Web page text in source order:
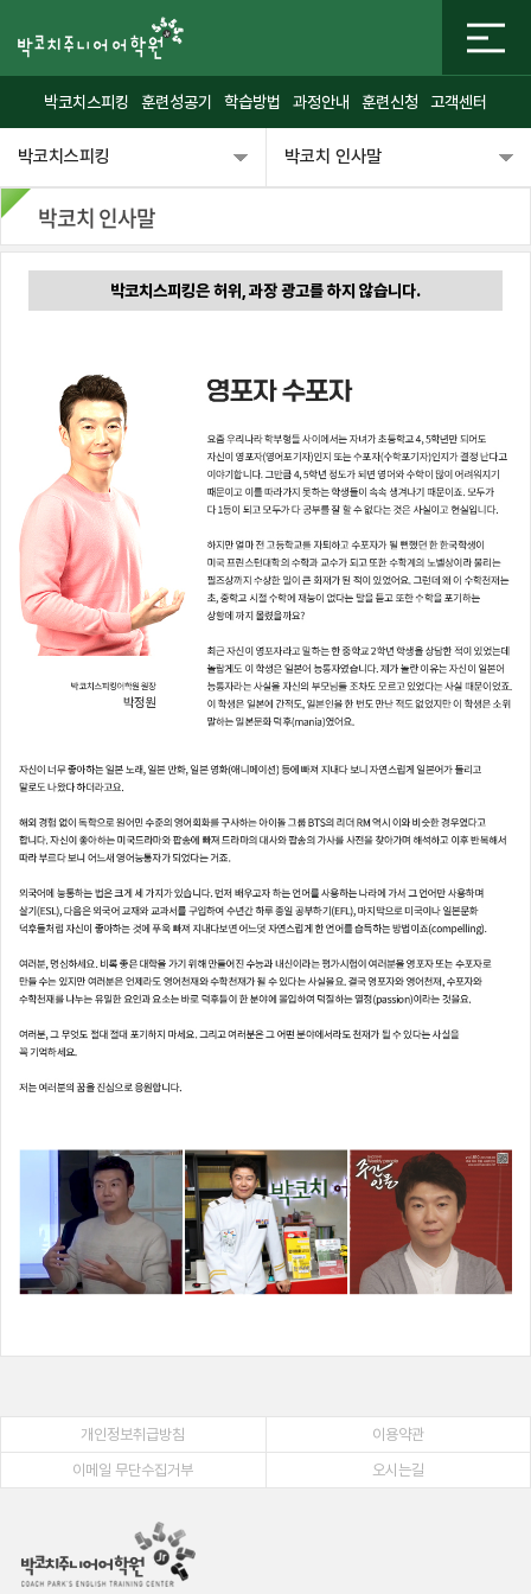
박코치스피킹 훈련성공기 학습방법 과정안내 훈련신청 고객센터
박코치스피킹 박코치 인사말
박코치 인사말
박코치스피킹은 허위, 과장 광고를 하지 않습니다.
개인정보취급방침
이용약관
이메일 무단수집거부
오시는길